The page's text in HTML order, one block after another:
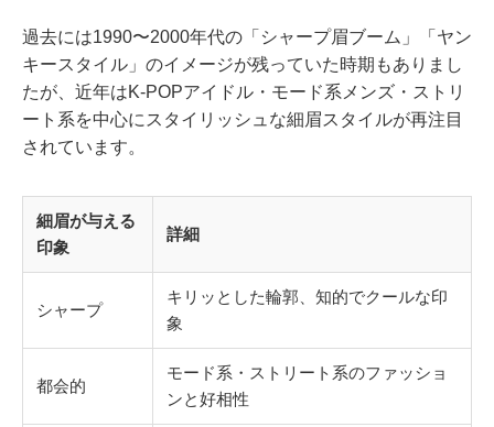
過去には1990〜2000年代の「シャープ眉ブーム」「ヤン
キースタイル」のイメージが残っていた時期もありまし
たが、近年はK-POPアイドル・モード系メンズ・ストリ
ート系を中心にスタイリッシュな細眉スタイルが再注目
されています。
細眉が与える
印象
詳細
シャープ
キリッとした輪郭、知的でクールな印
象
都会的
モード系・ストリート系のファッショ
ンと好相性